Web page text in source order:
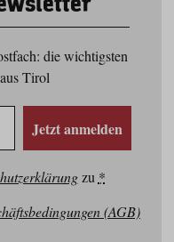
die wichtigsten
Tirol
Jetzt anmelden
zu *
(AGB)